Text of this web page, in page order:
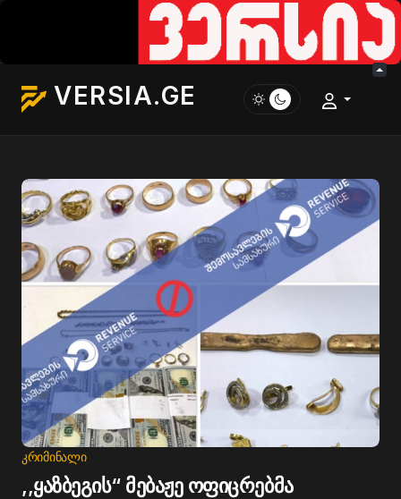
VERSIA.GE
ᲙᲠᲘᲛᲘᲜᲐᲚᲘ
,,ყაზბეგის“ მებაჟე ოფიცრებმა